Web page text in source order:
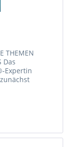
THEMEN
Das
Expertin